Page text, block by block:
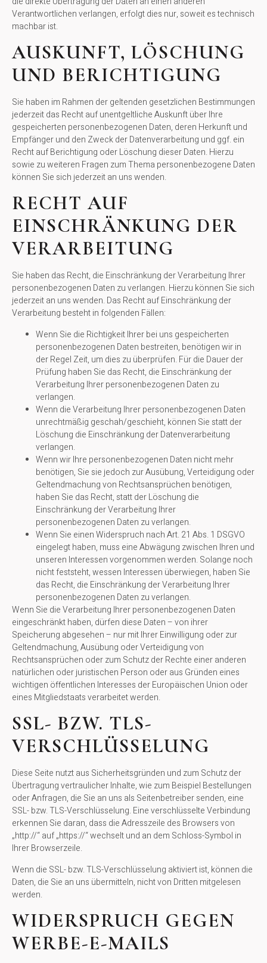
Verantwortlichen verlangen, erfolgt dies nur, soweit es technisch
machbar ist.
AUSKUNFT, LÖSCHUNG
UND BERICHTIGUNG
Sie haben im Rahmen der geltenden gesetzlichen Bestimmungen
jederzeit das Recht auf unentgeltliche Auskunft über Ihre
gespeicherten personenbezogenen Daten, deren Herkunft und
Empfänger und den Zweck der Datenverarbeitung und ggf. ein
Recht auf Berichtigung oder Löschung dieser Daten. Hierzu
sowie zu weiteren Fragen zum Thema personenbezogene Daten
können Sie sich jederzeit an uns wenden.
RECHT AUF
EINSCHRÄNKUNG DER
VERARBEITUNG
Sie haben das Recht, die Einschränkung der Verarbeitung Ihrer
personenbezogenen Daten zu verlangen. Hierzu können Sie sich
jederzeit an uns wenden. Das Recht auf Einschränkung der
Verarbeitung besteht in folgenden Fällen:
Wenn Sie die Richtigkeit Ihrer bei uns gespeicherten
personenbezogenen Daten bestreiten, benötigen wir in
der Regel Zeit, um dies zu überprüfen. Für die Dauer der
Prüfung haben Sie das Recht, die Einschränkung der
Verarbeitung Ihrer personenbezogenen Daten zu
verlangen.
Wenn die Verarbeitung Ihrer personenbezogenen Daten
unrechtmäßig geschah/geschieht, können Sie statt der
Löschung die Einschränkung der Datenverarbeitung
verlangen.
Wenn wir Ihre personenbezogenen Daten nicht mehr
benötigen, Sie sie jedoch zur Ausübung, Verteidigung oder
Geltendmachung von Rechtsansprüchen benötigen,
haben Sie das Recht, statt der Löschung die
Einschränkung der Verarbeitung Ihrer
personenbezogenen Daten zu verlangen.
Wenn Sie einen Widerspruch nach Art. 21 Abs. 1 DSGVO
eingelegt haben, muss eine Abwägung zwischen Ihren und
unseren Interessen vorgenommen werden. Solange noch
nicht feststeht, wessen Interessen überwiegen, haben Sie
das Recht, die Einschränkung der Verarbeitung Ihrer
personenbezogenen Daten zu verlangen.
Wenn Sie die Verarbeitung Ihrer personenbezogenen Daten
eingeschränkt haben, dürfen diese Daten – von ihrer
Speicherung abgesehen – nur mit Ihrer Einwilligung oder zur
Geltendmachung, Ausübung oder Verteidigung von
Rechtsansprüchen oder zum Schutz der Rechte einer anderen
natürlichen oder juristischen Person oder aus Gründen eines
wichtigen öffentlichen Interesses der Europäischen Union oder
eines Mitgliedstaats verarbeitet werden.
SSL- BZW. TLS-
VERSCHLÜSSELUNG
Diese Seite nutzt aus Sicherheitsgründen und zum Schutz der
Übertragung vertraulicher Inhalte, wie zum Beispiel Bestellungen
oder Anfragen, die Sie an uns als Seitenbetreiber senden, eine
SSL- bzw. TLS-Verschlüsselung. Eine verschlüsselte Verbindung
erkennen Sie daran, dass die Adresszeile des Browsers von
„http://“ auf „https://“ wechselt und an dem Schloss-Symbol in
Ihrer Browserzeile.
Wenn die SSL- bzw. TLS-Verschlüsselung aktiviert ist, können die
Daten, die Sie an uns übermitteln, nicht von Dritten mitgelesen
werden.
WIDERSPRUCH GEGEN
WERBE-E-MAILS